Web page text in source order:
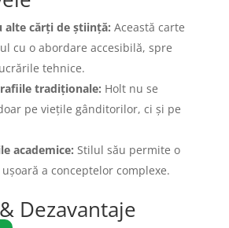
alte cărți de știință: Această carte
cu o abordare accesibilă, spre
tehnice.
tradiționale: Holt nu se
pe viețile gânditorilor, ci și pe
academice: Stilul său permite o
a conceptelor complexe.
Dezavantaje